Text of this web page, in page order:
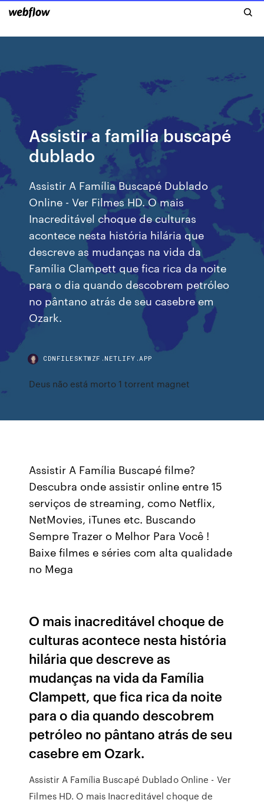
Assistir a familia buscapé
dublado
Assistir A Família Buscapé Dublado
Online - Ver Filmes HD. O mais
Inacreditável choque de culturas
acontece nesta história hilária que
descreve as mudanças na vida da
Família Clampett que fica rica da noite
para o dia quando descobrem petróleo
no pântano atrás de seu casebre em
Ozark.
CDNFILESKTWZF.NETLIFY.APP
Deus não está morto 1 torrent magnet
Assistir A Família Buscapé filme?
Descubra onde assistir online entre 15
serviços de streaming, como Netflix,
NetMovies, iTunes etc. Buscando
Sempre Trazer o Melhor Para Você !
Baixe filmes e séries com alta qualidade
no Mega
O mais inacreditável choque de
culturas acontece nesta história
hilária que descreve as
mudanças na vida da Família
Clampett, que fica rica da noite
para o dia quando descobrem
petróleo no pântano atrás de seu
casebre em Ozark.
Assistir A Família Buscapé Dublado Online - Ver
Filmes HD. O mais Inacreditável choque de